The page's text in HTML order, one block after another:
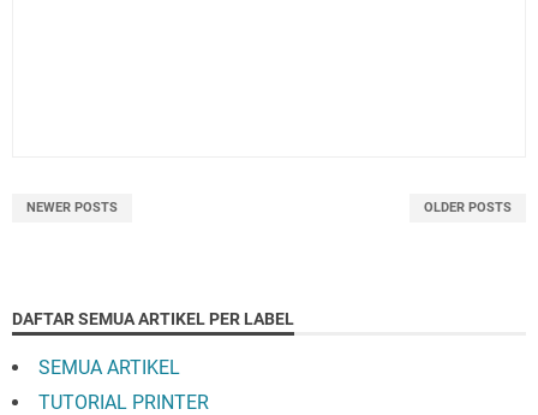
NEWER POSTS OLDER POSTS
DAFTAR SEMUA ARTIKEL PER LABEL
SEMUA ARTIKEL
TUTORIAL PRINTER